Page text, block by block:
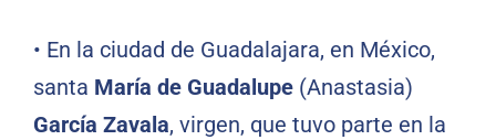
• En la ciudad de Guadalajara, en México,
santa María de Guadalupe (Anastasia)
García Zavala, virgen, que tuvo parte en la